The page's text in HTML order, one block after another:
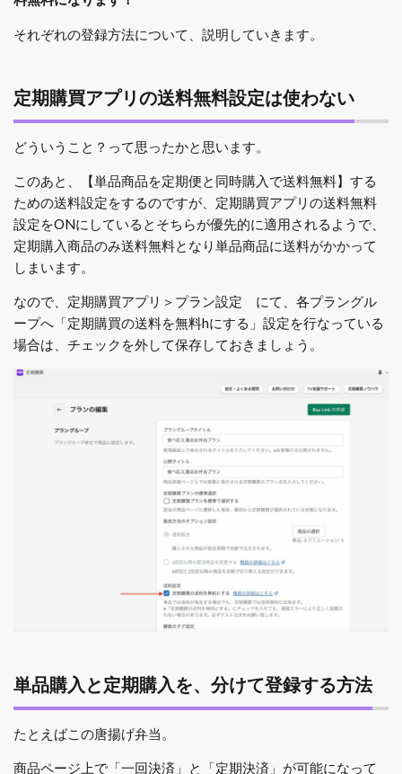
それぞれの登録方法について、説明していきます。
定期購買アプリの送料無料設定は使わない
どういうこと？って思ったかと思います。
このあと、【単品商品を定期便と同時購入で送料無料】する
ための送料設定をするのですが、定期購買アプリの送料無料
設定をONにしているとそちらが優先的に適用されるようで、
定期購入商品のみ送料無料となり単品商品に送料がかかって
しまいます。
なので、定期購買アプリ＞プラン設定 にて、各プラングル
ープへ「定期購買の送料を無料hにする」設定を行なっている
場合は、チェックを外して保存しておきましょう。
単品購入と定期購入を、分けて登録する方法
たとえばこの唐揚げ弁当。
商品ページ上で「一回決済」と「定期決済」が可能になって